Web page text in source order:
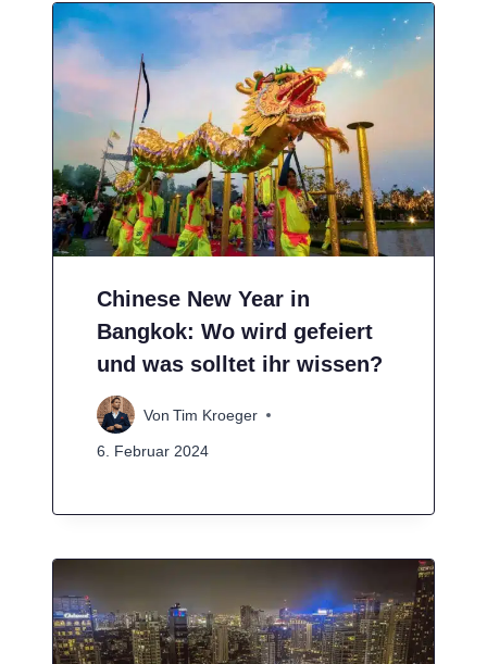
Chinese New Year in
Bangkok: Wo wird gefeiert
und was solltet ihr wissen?
Von Tim Kroeger
6. Februar 2024